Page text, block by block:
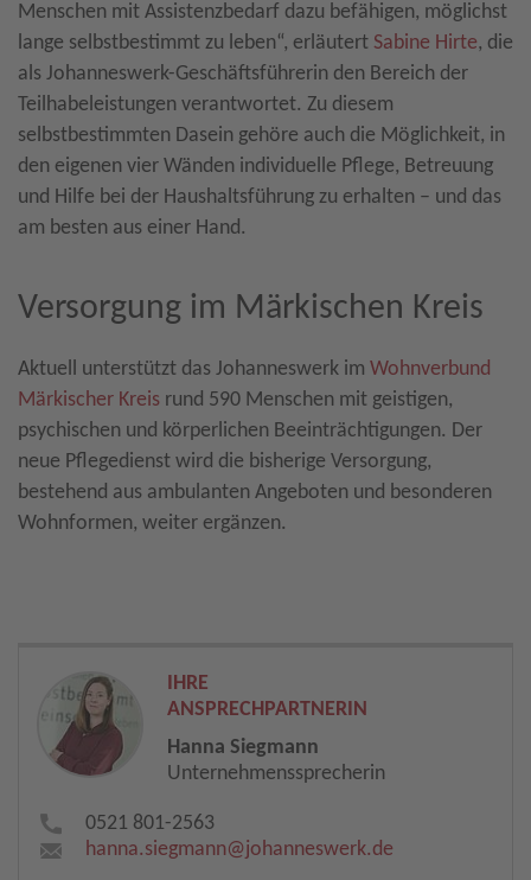
Menschen mit Assistenzbedarf dazu befähigen, möglichst
lange selbstbestimmt zu leben“, erläutert Sabine Hirte, die
als Johanneswerk-Geschäftsführerin den Bereich der
Teilhabeleistungen verantwortet. Zu diesem
selbstbestimmten Dasein gehöre auch die Möglichkeit, in
den eigenen vier Wänden individuelle Pflege, Betreuung
und Hilfe bei der Haushaltsführung zu erhalten – und das
am besten aus einer Hand.
Versorgung im Märkischen Kreis
Aktuell unterstützt das Johanneswerk im Wohnverbund
Märkischer Kreis rund 590 Menschen mit geistigen,
psychischen und körperlichen Beeinträchtigungen. Der
neue Pflegedienst wird die bisherige Versorgung,
bestehend aus ambulanten Angeboten und besonderen
Wohnformen, weiter ergänzen.
IHRE
ANSPRECHPARTNERIN
Hanna Siegmann
Unternehmenssprecherin
0521 801-2563
hanna.siegmann​@johanneswerk.de